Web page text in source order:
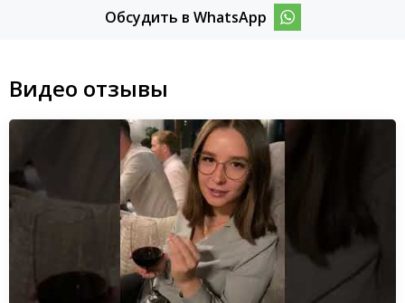
Обсудить в WhatsApp
Видео отзывы